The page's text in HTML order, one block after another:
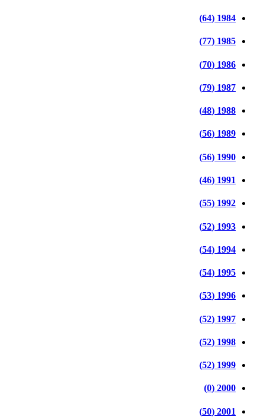
1984 (64)
1985 (77)
1986 (70)
1987 (79)
1988 (48)
1989 (56)
1990 (56)
1991 (46)
1992 (55)
1993 (52)
1994 (54)
1995 (54)
1996 (53)
1997 (52)
1998 (52)
1999 (52)
2000 (0)
2001 (50)